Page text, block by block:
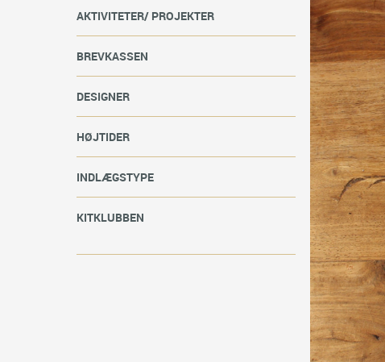
AKTIVITETER/ PROJEKTER
BREVKASSEN
DESIGNER
HØJTIDER
INDLÆGSTYPE
KITKLUBBEN